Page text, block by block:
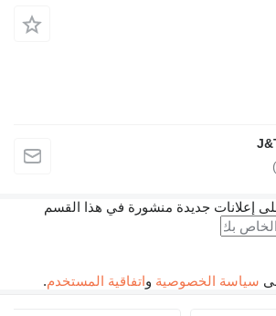
جديدة منشورة في هذا القسم
الخصوصيةواتفاقية المستخدم.